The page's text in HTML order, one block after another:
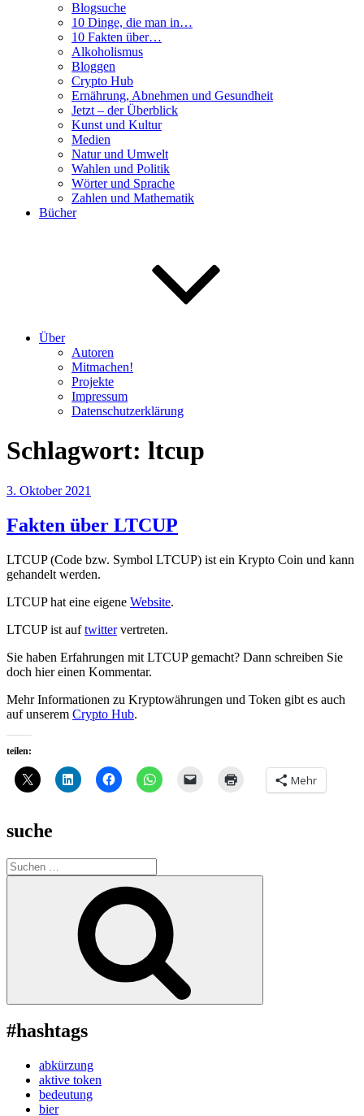
Blogsuche
10 Dinge, die man in…
10 Fakten über…
Alkoholismus
Bloggen
Crypto Hub
Ernährung, Abnehmen und Gesundheit
Jetzt – der Überblick
Kunst und Kultur
Medien
Natur und Umwelt
Wahlen und Politik
Wörter und Sprache
Zahlen und Mathematik
Bücher
Über
Autoren
Mitmachen!
Projekte
Impressum
Datenschutzerklärung
Schlagwort: ltcup
Veröffentlicht
3. Oktober 2021
Fakten über LTCUP
LTCUP (Code bzw. Symbol LTCUP) ist ein Krypto Coin und kann
gehandelt werden.
LTCUP hat eine eigene Website.
LTCUP ist auftwittervertreten.
Sie haben Erfahrungen mit LTCUP gemacht? Dann schreiben Sie
doch hier einen Kommentar.
Mehr Informationen zu Kryptowährungen und Token gibt es auch
auf unserem Crypto Hub.
teilen:
Mehr
suche
Suche
nach:
#hashtags
abkürzung
aktive token
bedeutung
bier